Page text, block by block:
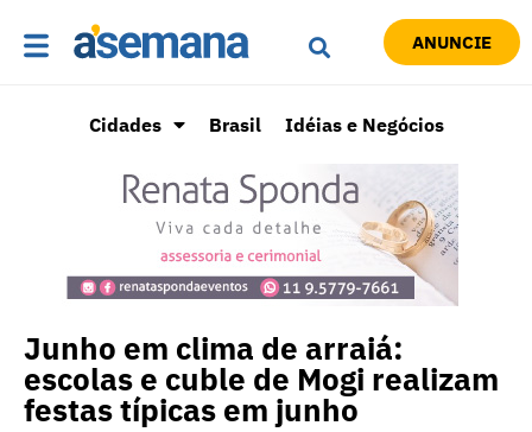
ANUNCIE
Cidades Brasil Idéias e Negócios
Junho em clima de arraiá:
escolas e cuble de Mogi realizam
festas típicas em junho